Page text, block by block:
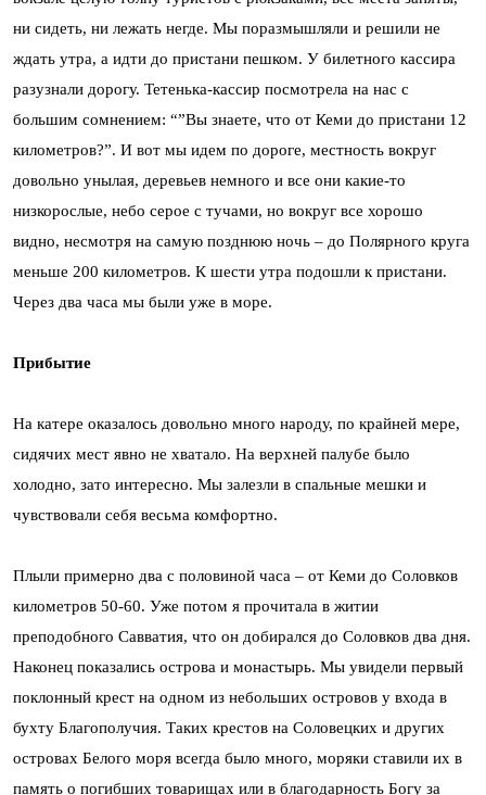
ни сидеть, ни лежать негде. Мы поразмышляли и решили не
ждать утра, а идти до пристани пешком. У билетного кассира
разузнали дорогу. Тетенька-кассир посмотрела на нас с
большим сомнением: “”Вы знаете, что от Кеми до пристани 12
километров?”. И вот мы идем по дороге, местность вокруг
довольно унылая, деревьев немного и все они какие-то
низкорослые, небо серое с тучами, но вокруг все хорошо
видно, несмотря на самую позднюю ночь – до Полярного круга
меньше 200 километров. К шести утра подошли к пристани.
Через два часа мы были уже в море.
Прибытие
На катере оказалось довольно много народу, по крайней мере,
сидячих мест явно не хватало. На верхней палубе было
холодно, зато интересно. Мы залезли в спальные мешки и
чувствовали себя весьма комфортно.
Плыли примерно два с половиной часа – от Кеми до Соловков
километров 50-60. Уже потом я прочитала в житии
преподобного Савватия, что он добирался до Соловков два дня.
Наконец показались острова и монастырь. Мы увидели первый
поклонный крест на одном из небольших островов у входа в
бухту Благополучия. Таких крестов на Соловецких и других
островах Белого моря всегда было много, моряки ставили их в
память о погибших товарищах или в благодарность Богу за